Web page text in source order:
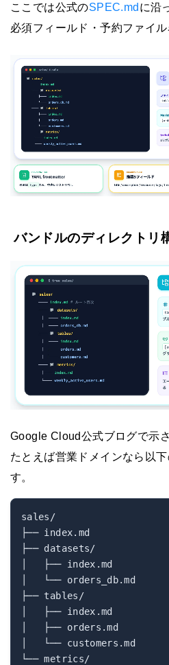
ここでは公式のSPEC.md に沿
必須フィールド・予約ファイル
バンドルのディレクトリ
Google Cloud公式ブログで示
たとえば営業ドメインなら以
す。
sales/
├── index.md
├── datasets/
│   ├── index.md
│   └── orders_db.md
├── tables/
│   ├── index.md
│   ├── orders.md
│   └── customers.md
└── metrics/